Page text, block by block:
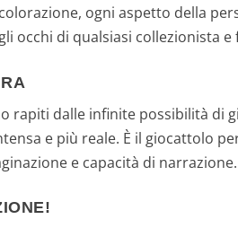
ogni aspetto della
occhi di qualsiasi collezionista e
rapiti dalle infinite possibilità di
e più reale. È il giocattolo
e capacità di narrazione.